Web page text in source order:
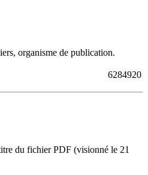
organisme de publication.
6284920
du fichier PDF (visionné le 21